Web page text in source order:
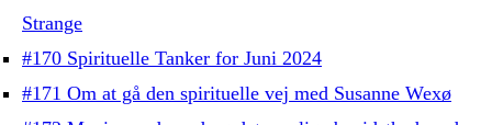
Strange
#170 Spirituelle Tanker for Juni 2024
#171 Om at gå den spirituelle vej med Susanne Wexø